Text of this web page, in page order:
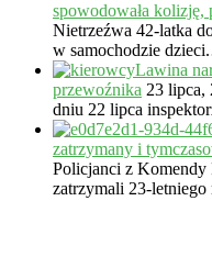
spowodowała
Nietrzeźwa 42-latka
w samochodzie
Lawina
przewoźnika 23 lipca,
dniu 22 lipca
zatrzymany i
Policjanci z
zatrzymali 23-